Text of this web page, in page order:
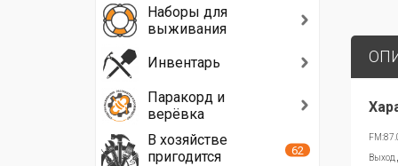
Выход
Наборы для
выживания
Инвентарь
Паракорд и
верёвка
В хозяйстве
пригодится
62